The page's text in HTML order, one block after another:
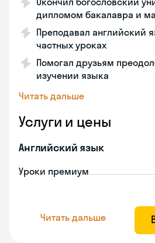
дипломом бакалавра и
Преподавал английский
частных уроках
Помогал друзьям
изучении языка
Читать дальше
Услуги и цены
Английский язык
Уроки премиум
Читать дальше